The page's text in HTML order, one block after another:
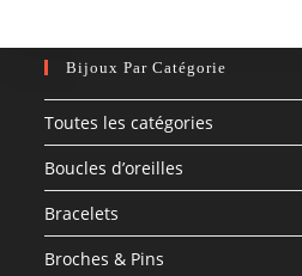
Bijoux Par Catégorie
Toutes les catégories
Boucles d’oreilles
Bracelets
Broches & Pins